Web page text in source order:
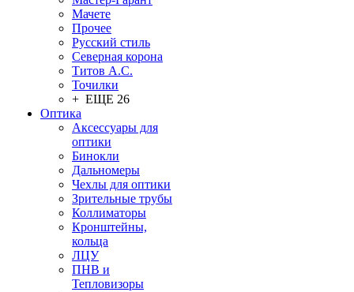
Мачете
Прочее
Русский стиль
Северная корона
Титов А.С.
Точилки
+ ЕЩЕ 26
Оптика
Аксессуары для
оптики
Бинокли
Дальномеры
Чехлы для оптики
Зрительные трубы
Коллиматоры
Кронштейны,
кольца
ЛЦУ
ПНВ и
Тепловизоры